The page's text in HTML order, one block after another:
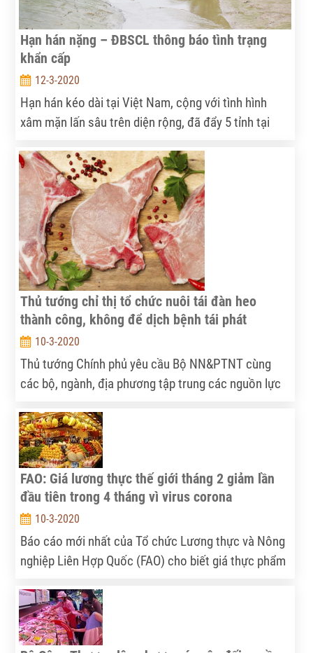
Hạn hán nặng – ĐBSCL thông báo tình trạng
khẩn cấp
12-3-2020
Hạn hán kéo dài tại Việt Nam, cộng với tình hình
xâm mặn lấn sâu trên diện rộng, đã đẩy 5 tỉnh tại
cấp. “Hạn hán và xâm mặn năm 2020 có tính chất
nghiêm trọng vượt xa những gì chúng tôi chứng kiến
4 năm trước”, theo ông Nguyễn Thiện Pháp, lãnh
đạo Chi cục nước tỉnh Tiền Giang, một trong những
tỉnh tuyên bố tình trạng khẩn cấp tại ĐBSCL.
Thủ tướng chỉ thị tổ chức nuôi tái đàn heo
thành công, không để dịch bệnh tái phát
10-3-2020
Thủ tướng Chính phủ yêu cầu Bộ NN&PTNT cùng
các bộ, ngành, địa phương tập trung các nguồn lực
trong việc triển khai các giải pháp phòng, chống
dịch bệnh động vật, nhất là bệnh cúm gia cầm, lỡ
mồm long móng, dịch tả heo châu Phi.
FAO: Giá lương thực thế giới tháng 2 giảm lần
đầu tiên trong 4 tháng vì virus corona
10-3-2020
Báo cáo mới nhất của Tổ chức Lương thực và Nông
nghiệp Liên Hợp Quốc (FAO) cho biết giá thực phẩm
liên tiếp vì giá dầu thực vật xuất khẩu giảm mạnh khi
virus corona bùng phát dấy lên lo ngại nhu cầu sẽ
chậm lại.